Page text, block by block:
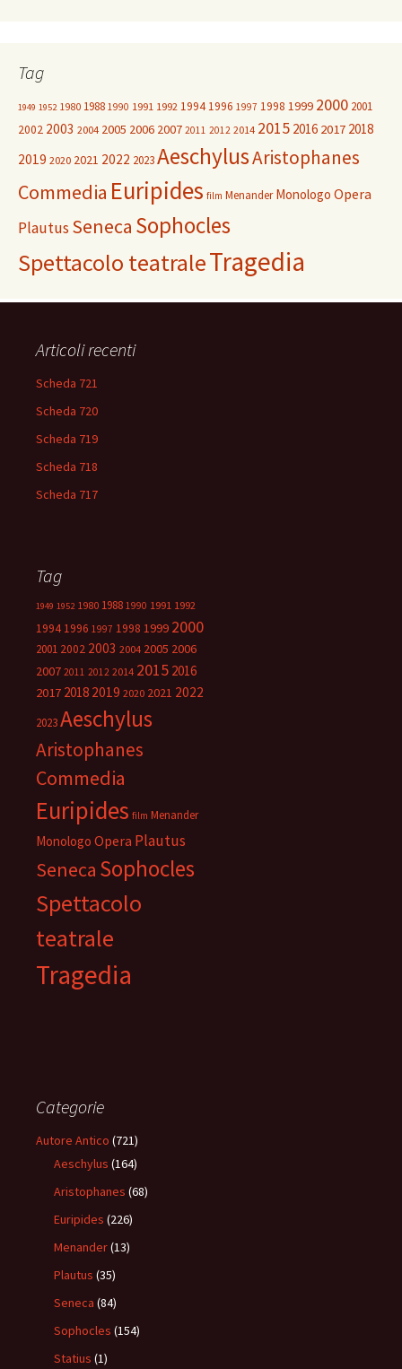
Tag
1949 1952 1980 1988 1990 1991 1992 19941996 1997 1998 1999 2000 2001
2002 2003 2004 2005 2006 2007 2011 2012 2014 2015 2016 2017 2018
2019 2020 2021 2022 2023AeschylusAristophanes
Commedia Euripides film Menander Monologo Opera
PlautusSeneca Sophocles
Spettacolo teatraleTragedia
Articoli recenti
Scheda 721
Scheda 720
Scheda 719
Scheda 718
Scheda 717
Tag
1949 1952 1980 1988 1990 1991 1992
1994 1996 1997 1998 1999 2000
2001 2002 2003 2004 2005 2006
2007 2011 2012 2014 2015 2016
2017 2018 2019 2020 2021 2022
2023Aeschylus
Aristophanes
Commedia
Euripides film Menander
Monologo Opera Plautus
Seneca Sophocles
Spettacolo
teatrale
Tragedia
Categorie
Autore Antico (721)
Aeschylus (164)
Aristophanes (68)
Euripides (226)
Menander(13)
Plautus (35)
Seneca (84)
Sophocles (154)
Statius (1)